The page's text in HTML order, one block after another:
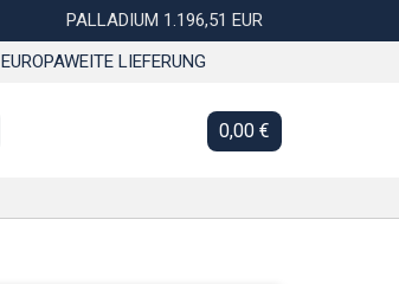
PALLADIUM 1.196,51 EUR
EUROPAWEITE LIEFERUNG
0,00 €